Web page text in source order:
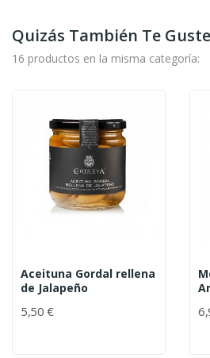
Quizás También Te
16 productos en la misma categoría:
Aceituna Gordal rellena
de Jalapeño
5,50 €